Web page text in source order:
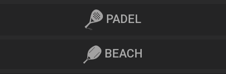
PADEL
BEACH